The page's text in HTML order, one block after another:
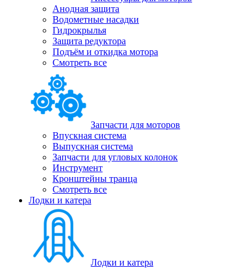
Анодная защита
Водометные насадки
Гидрокрылья
Защита редуктора
Подъём и откидка мотора
Смотреть все
Запчасти для моторов
Впускная система
Выпускная система
Запчасти для угловых колонок
Инструмент
Кронштейны транца
Смотреть все
Лодки и катера
Лодки и катера